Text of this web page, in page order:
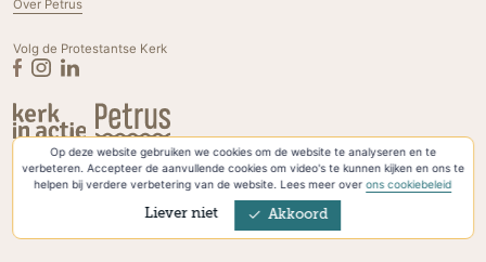
Op deze website gebruiken we cookies om de website te analyseren en te
verbeteren. Accepteer de aanvullende cookies om video's te kunnen kijken en ons te
helpen bij verdere verbetering van de website. Lees meer overons cookiebeleid
Liever niet Akkoord
Over Petrus
Volg de Protestantse Kerk
Privacyverklaring & Cookies